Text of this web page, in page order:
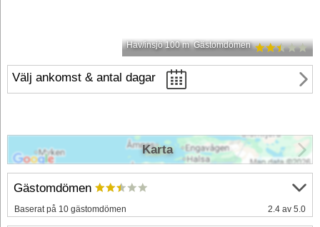
Hav/insjö 100 m Gästomdömen
Välj ankomst & antal dagar
Gästomdömen
Baserat på 10 gästomdömen 2.4 av 5.0
Karta